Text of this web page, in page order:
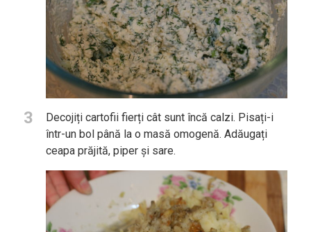
3
Decojiți cartofii fierți cât sunt încă calzi. Pisați-i
într-un bol până la o masă omogenă. Adăugați
ceapa prăjită, piper și sare.